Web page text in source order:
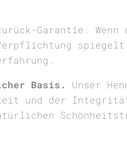
Garantie. Wenn
Basis.
Unser
und der